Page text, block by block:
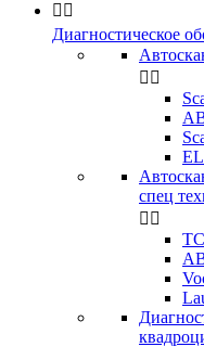
 
Диагностическое
 
спец
 